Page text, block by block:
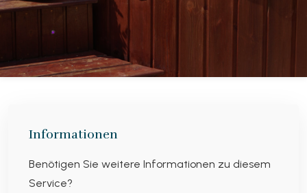
Informationen
Benötigen Sie weitere Informationen zu diesem
Service?